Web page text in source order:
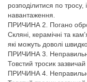
розподілитися по тросу,
навантаження.
ПРИЧИНА 2. Погано
Скляні, керамічні та
які можуть доволі
ПРИЧИНА 3. Неправильно
Товстий тросик
ПРИЧИНА 4.